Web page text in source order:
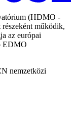
(HDMO -
működik,
az európai
EDMO
nemzetközi